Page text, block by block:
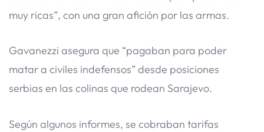
muy ricas”, con una gran afición por las armas.
Gavanezzi asegura que “pagaban para poder
matar a civiles indefensos” desde posiciones
serbias en las colinas que rodean Sarajevo.
Según algunos informes, se cobraban tarifas